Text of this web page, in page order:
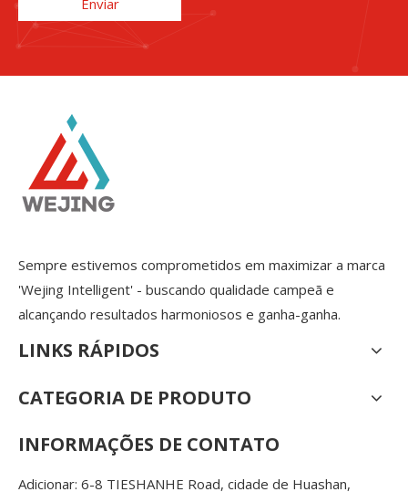
Enviar
Sempre estivemos comprometidos em maximizar a marca
'Wejing Intelligent' - buscando qualidade campeã e
alcançando resultados harmoniosos e ganha-ganha.
LINKS RÁPIDOS
CATEGORIA DE PRODUTO
INFORMAÇÕES DE CONTATO
Adicionar: 6-8 TIESHANHE Road, cidade de Huashan,